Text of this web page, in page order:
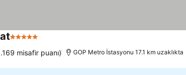
5 Yıldız
misafir puanı) GOP Metro İstasyonu 17.1 km uzaklıkta